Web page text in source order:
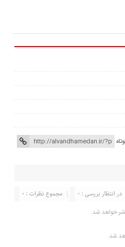
مجموع نظرات : 0 در انتظار بررسی : 0
خواهد شد.
شد.